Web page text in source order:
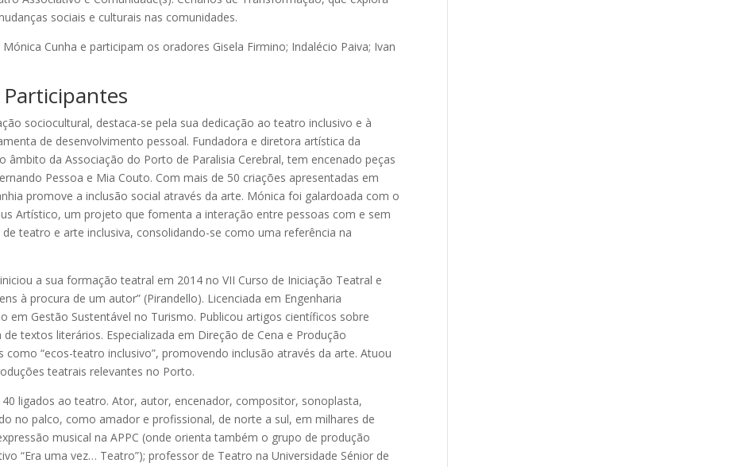
sociais e culturais nas comunidades.
Cunha e participam os oradores Gisela Firmino; Indalécio Paiva; Ivan
sociocultural, destaca-se pela sua dedicação ao teatro inclusivo e à
de desenvolvimento pessoal. Fundadora e diretora artística da
âmbito da Associação do Porto de Paralisia Cerebral, tem encenado peças
Pessoa e Mia Couto. Com mais de 50 criações apresentadas em
promove a inclusão social através da arte. Mónica foi galardoada com o
Artístico, um projeto que fomenta a interação entre pessoas com e sem
teatro e arte inclusiva, consolidando-se como uma referência na
a sua formação teatral em 2014 no VII Curso de Iniciação Teatral e
à procura de um autor” (Pirandello). Licenciada em Engenharia
em Gestão Sustentável no Turismo. Publicou artigos científicos sobre
textos literários. Especializada em Direção de Cena e Produção
“ecos-teatro inclusivo”, promovendo inclusão através da arte. Atuou
teatrais relevantes no Porto.
ligados ao teatro. Ator, autor, encenador, compositor, sonoplasta,
no palco, como amador e profissional, de norte a sul, em milhares de
musical na APPC (onde orienta também o grupo de produção
“Era uma vez… Teatro”); professor de Teatro na Universidade Sénior de